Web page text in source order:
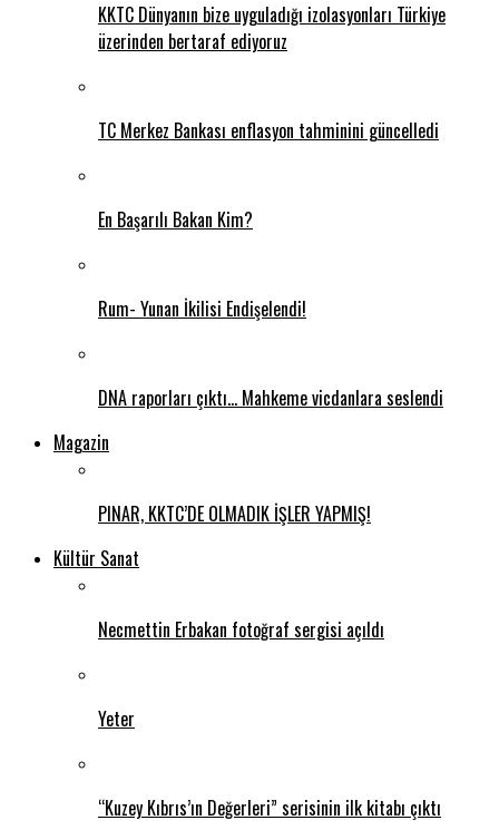
KKTC Dünyanın bize uyguladığı izolasyonları Türkiye
üzerinden bertaraf ediyoruz
TC Merkez Bankası enflasyon tahminini güncelledi
En Başarılı Bakan Kim?
Rum- Yunan İkilisi Endişelendi!
DNA raporları çıktı… Mahkeme vicdanlara seslendi
Magazin
PINAR, KKTC’DE OLMADIK İŞLER YAPMIŞ!
Kültür Sanat
Necmettin Erbakan fotoğraf sergisi açıldı
Yeter
“Kuzey Kıbrıs’ın Değerleri” serisinin ilk kitabı çıktı